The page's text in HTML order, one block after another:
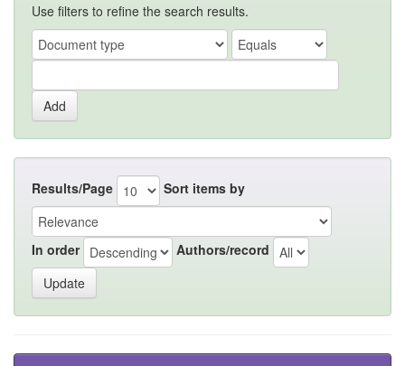
Use filters to refine the search results.
Results/Page Sort items by
In order Authors/record